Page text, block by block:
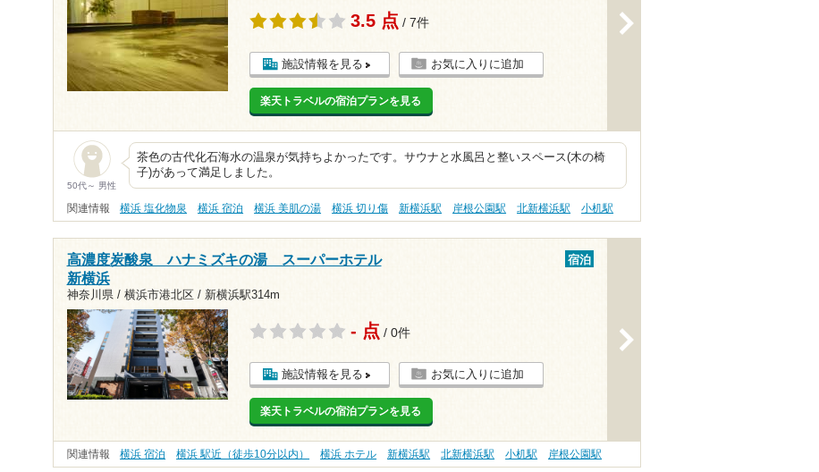
3.5 点 / 7件
施設情報を見る お気に入りに追加
楽天トラベルの宿泊プランを見る
50代～ 男性
茶色の古代化石海水の温泉が気持ちよかったです。サウナと水風呂と整いスペース(木の椅
子)があって満足しました。
関連情報 横浜 塩化物泉 横浜 宿泊 横浜 美肌の湯 横浜 切り傷 新横浜駅 岸根公園駅 北新横浜駅 小机駅
高濃度炭酸泉 ハナミズキの湯 スーパーホテル
新横浜
神奈川県 / 横浜市港北区 / 新横浜駅314m
宿泊
- 点 / 0件
施設情報を見る お気に入りに追加
楽天トラベルの宿泊プランを見る
関連情報 横浜 宿泊 横浜 駅近（徒歩10分以内） 横浜 ホテル 新横浜駅 北新横浜駅 小机駅 岸根公園駅